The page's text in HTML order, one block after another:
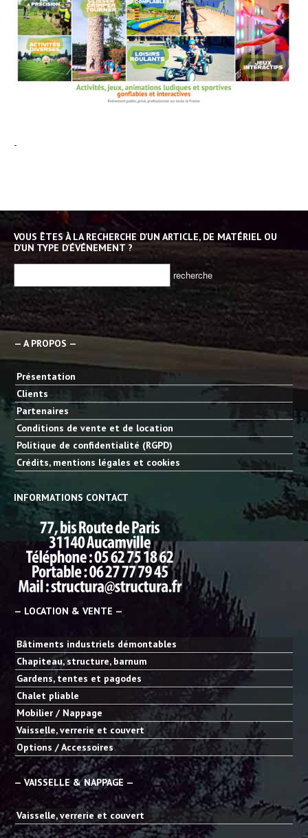
-
VOUS ÊTES À LA RECHERCHE D’UN ARTICLE, DE MATÉRIEL OU
D’UN TYPE D’ÉVÉNEMENT ?
— A PROPOS —
Présentation
Clients
Partenaires
Conditions de vente et de location
Politique de confidentialité (RGPD)
Crédits, mentions légales et cookies
INFORMATIONS CONTACT
— LOCATION & VENTE —
Bâtiments industriels démontables
Chapiteau, structure, barnum
Gardens, tentes et pagodes
Chalet pliable
Mobilier / Nappage
Vaisselle, verrerie et couvert
Options / Accessoires
— VAISSELLE & NAPPAGE —
Vaisselle, verrerie et couvert